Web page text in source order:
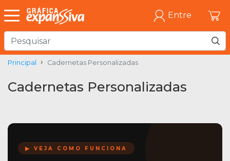
Entre
Principal Cadernetas Personalizadas
Cadernetas Personalizadas
▶ VEJA COMO FUNCIONA